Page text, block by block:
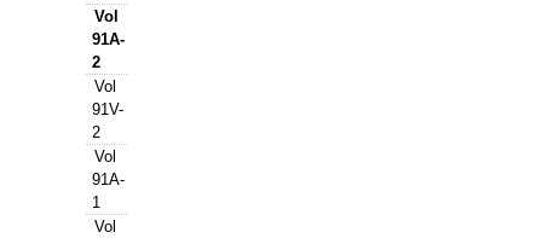
Vol
91A-
2
Vol
91V-
2
Vol
91A-
1
Vol